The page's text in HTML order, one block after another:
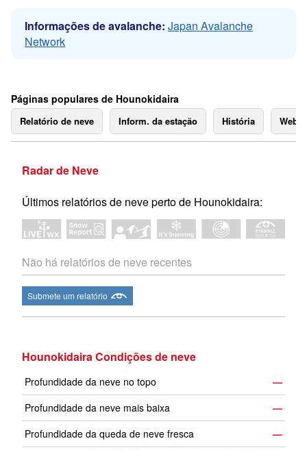
Informações de avalanche: Japan Avalanche
Network
Páginas populares de Hounokidaira
Relatório de neve Inform. da estação História
Radar de Neve
Últimos relatórios de neve perto de Hounokidaira:
Não há relatórios de neve recentes
Submete um relatório
Hounokidaira Condições de neve
Profundidade da neve no topo
—
Profundidade da neve mais baixa
—
Profundidade da queda de neve fresca
—